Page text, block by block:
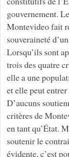
gouvernement.
Montevideo fait
souveraineté
Lorsqu’ils sont
trois des quatre
elle a une
et elle peut entrer
D’aucuns
critères de
en tant qu’État.
soutenir le
évidente, c’est